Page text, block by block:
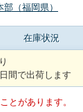
（福岡県）
在庫状況
間で出荷します
とがあります。